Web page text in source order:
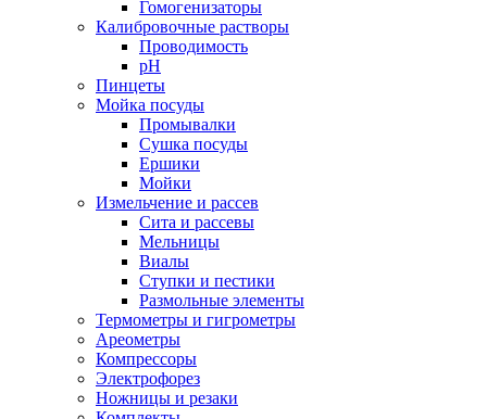
Гомогенизаторы
Калибровочные растворы
Проводимость
pH
Пинцеты
Мойка посуды
Промывалки
Сушка посуды
Ершики
Мойки
Измельчение и рассев
Сита и рассевы
Мельницы
Виалы
Ступки и пестики
Размольные элементы
Термометры и гигрометры
Ареометры
Компрессоры
Электрофорез
Ножницы и резаки